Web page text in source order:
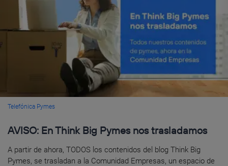
Telefónica Pymes
AVISO: En Think Big Pymes nos trasladamos
A partir de ahora, TODOS los contenidos del blog Think Big
Pymes, se trasladan a la Comunidad Empresas, un espacio de